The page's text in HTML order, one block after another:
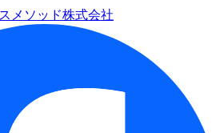
メソッド株式会社